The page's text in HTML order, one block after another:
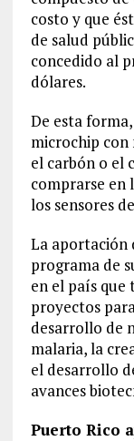
costo y que
de salud
concedido al
dólares.
De esta
microchip con
el carbón o el
comprarse en
los sensores
La aportación
programa de
en el país que
proyectos
desarrollo de
malaria, la
el desarrollo
avances
Puerto Rico